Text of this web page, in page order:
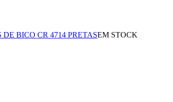
BICO CR 4714 PRETASEM STOCK